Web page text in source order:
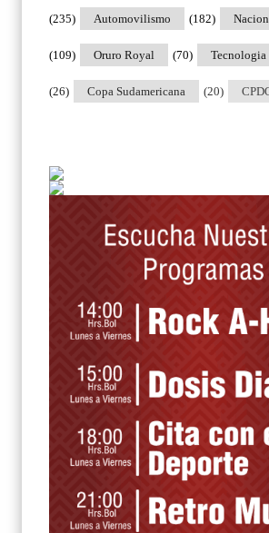
Automovilismo
(235) (182)
Oruro Royal
(109) Tecnologia
(70)
Copa Sudamericana
(26) (20)